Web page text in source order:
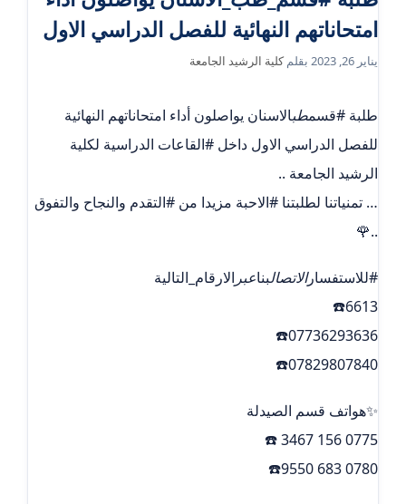
امتحاناتهم النهائية للفصل الدراسي الاول
يناير 26, 2023 بقلمكلية الرشيد الجامعة
طلبة #قسمطبالاسنان يواصلون أداء امتحاناتهم النهائية
للفصل الدراسي الاول داخل #القاعات الدراسية لكلية
الرشيد الجامعة ..
… تمنياتنا لطلبتنا #الاحبة مزيدا من #التقدم والنجاح والتفوق
..🌹
#للاستفسارالاتصالبناعبر الارقام_التالية
6613☎️
07736293636☎️
07829807840☎️
✨هواتف قسم الصيدلة
0775 156 3467 ☎️
0780 683 9550☎️